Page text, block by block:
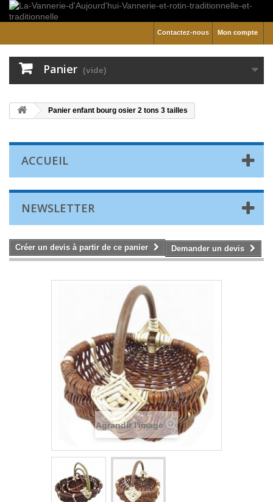
Mon compte
Contactez-nous
Panier (vide)
Panier enfant bourg osier 2 tons 3 tailles
ACCUEIL
NEWSLETTER
Créer un devis à partir de ce panier Demander un devis
Agrandir l'image